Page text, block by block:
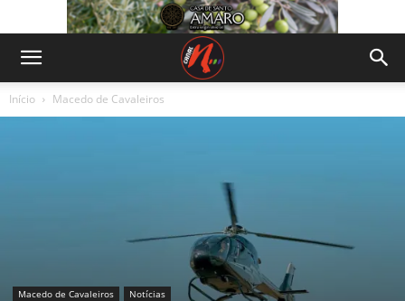
Início Macedo de Cavaleiros
Macedo de Cavaleiros Notícias